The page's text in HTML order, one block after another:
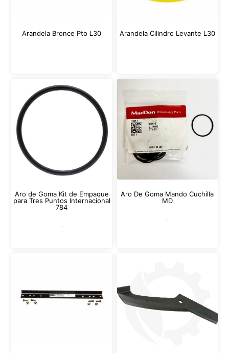
Arandela Bronce Pto L30 Arandela Cilindro Levante L30
Aro de Goma Kit de Empaque
para Tres Puntos Internacional
784
Aro De Goma Mando Cuchilla
MD